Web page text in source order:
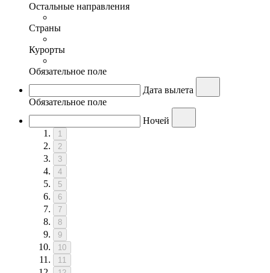
Остальные направления
Страны
Курорты
Обязательное поле
Дата вылета
Обязательное поле
Ночей
1
2
3
4
5
6
7
8
9
10
11